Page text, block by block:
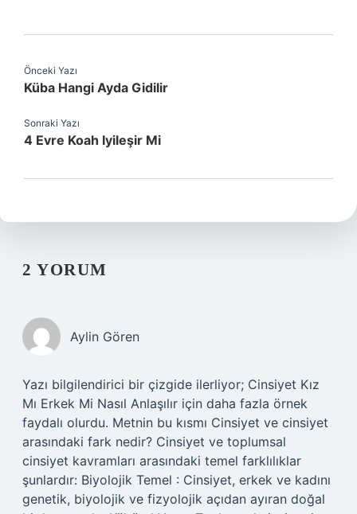
Önceki Yazı
Küba Hangi Ayda Gidilir
Sonraki Yazı
4 Evre Koah Iyileşir Mi
2 YORUM
Aylin Gören
Yazı bilgilendirici bir çizgide ilerliyor; Cinsiyet Kız
Mı Erkek Mi Nasıl Anlaşılır için daha fazla örnek
faydalı olurdu. Metnin bu kısmı Cinsiyet ve cinsiyet
arasındaki fark nedir? Cinsiyet ve toplumsal
cinsiyet kavramları arasındaki temel farklılıklar
şunlardır: Biyolojik Temel : Cinsiyet, erkek ve kadını
genetik, biyolojik ve fizyolojik açıdan ayıran doğal